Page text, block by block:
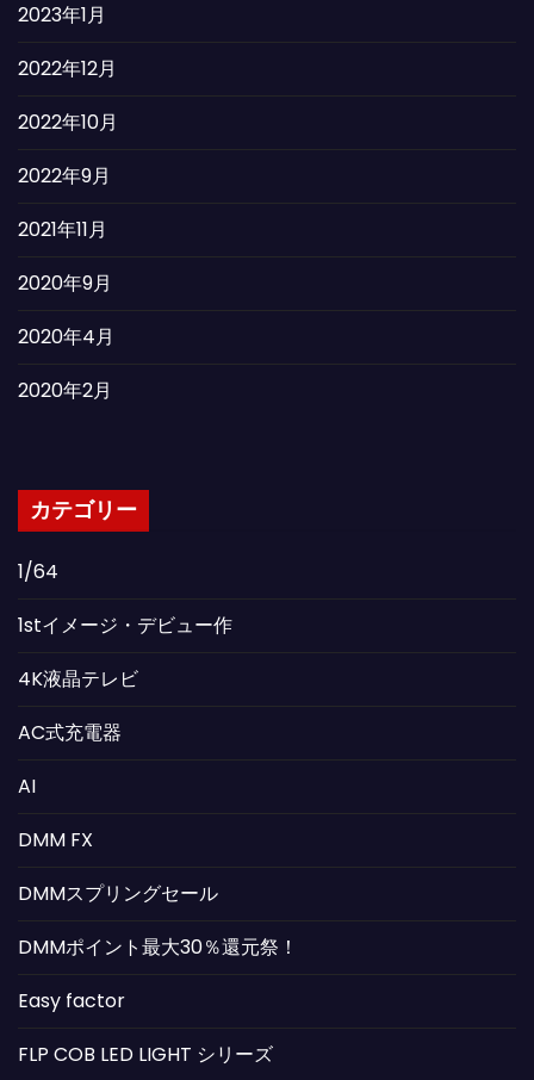
2023年1月
2022年12月
2022年10月
2022年9月
2021年11月
2020年9月
2020年4月
2020年2月
カテゴリー
1/64
1stイメージ・デビュー作
4K液晶テレビ
AC式充電器
AI
DMM FX
DMMスプリングセール
DMMポイント最大30％還元祭！
Easy factor
FLP COB LED LIGHT シリーズ